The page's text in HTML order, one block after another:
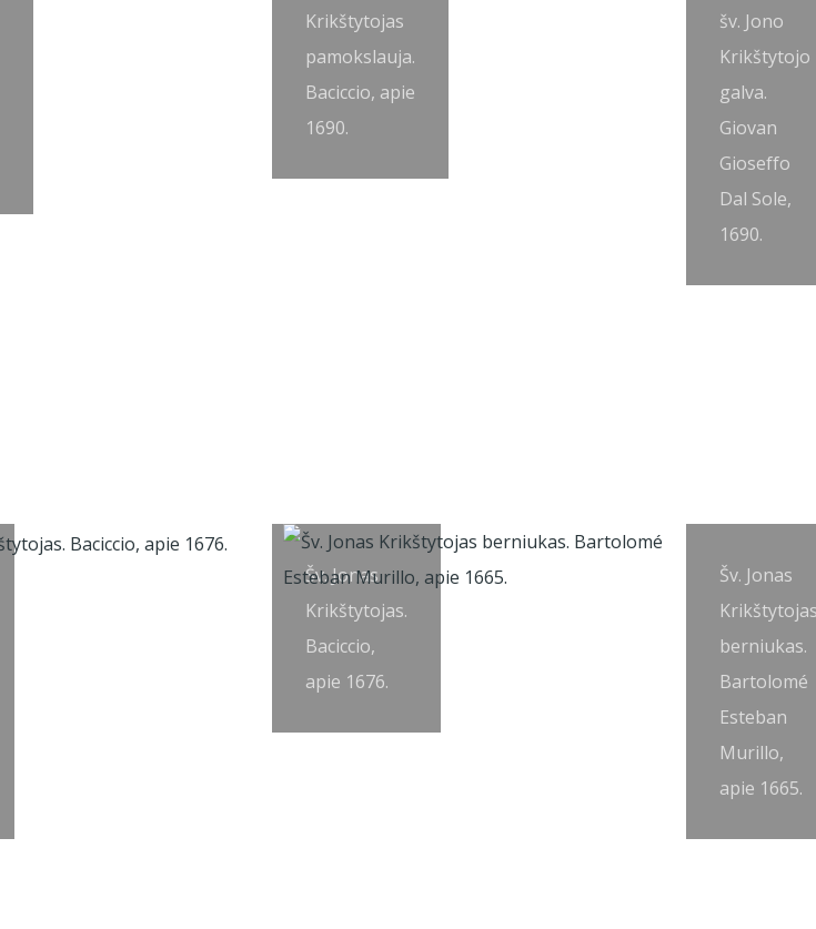
Krikštytojas
pamokslauja.
Baciccio, apie
1690.
šv. Jono
Krikštytojo
galva.
Giovan
Gioseffo
Dal Sole,
1690.
Šv. Jonas
Krikštytojas.
Baciccio,
apie 1676.
Šv. Jonas
berniukas.
Bartolomé
Esteban
Murillo,
apie 1665.